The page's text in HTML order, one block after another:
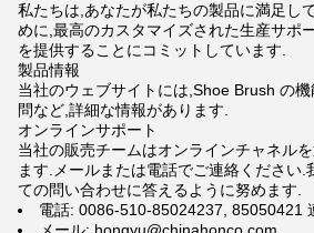
私たちは,あなたが私たちの製品に満足し
めに,最高のカスタマイズされた生産サポ
を提供することにコミットしています.
製品情報
当社のウェブサイトには,Shoe Brush の
問など,詳細な情報があります.
オンラインサポート
当社の販売チームはオンラインチャネル
ます.メールまたは電話でご連絡ください
ての問い合わせに答えるように努めます.
電話: 0086-510-85024237, 85050421